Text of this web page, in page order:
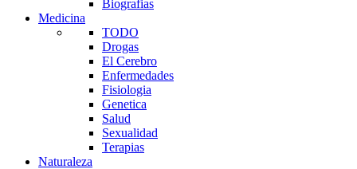
Biografias
Medicina
TODO
Drogas
El Cerebro
Enfermedades
Fisiologia
Genetica
Salud
Sexualidad
Terapias
Naturaleza